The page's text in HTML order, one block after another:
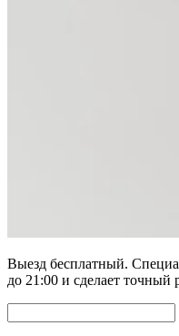
Выезд бесплатный.
до 21:00 и сделает точный